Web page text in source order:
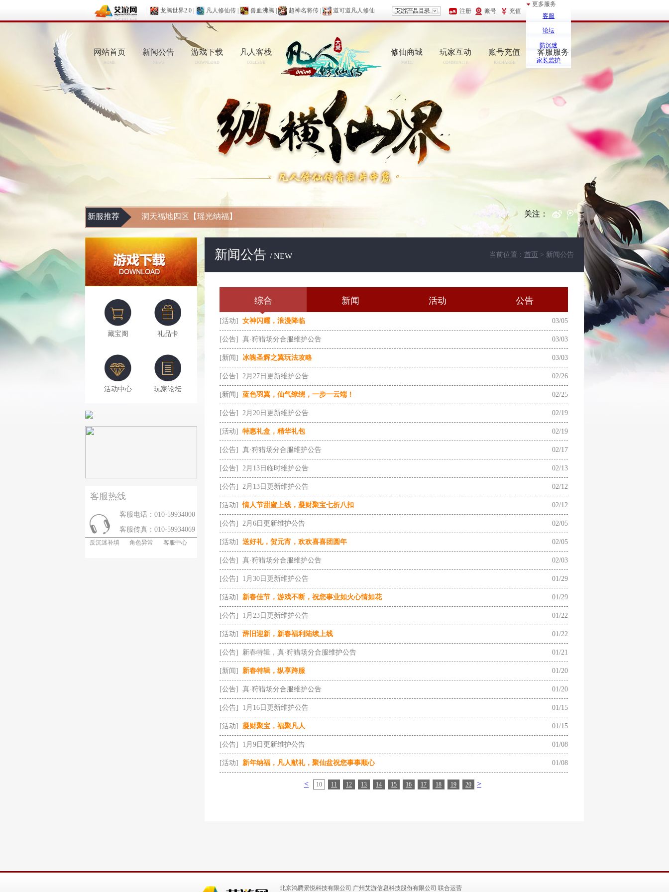
龙腾世界2.0 凡人修仙传 兽血沸腾 超神名将传 道可道凡人修仙 注册 账号 充值
更多服务
客服
论坛
防沉迷
家长监护
网站首页
HOME
新闻公告
NEWS
游戏下载
DOWNLOAD
凡人客栈
COLLEGE
修仙商城
MALL
玩家互动
COMMUNITY
账号充值
RECHARGE
客服服务
SERCIVE
新服推荐 洞天福地四区【瑶光纳福】 关注：
藏宝阁 礼品卡
活动中心 玩家论坛
客服热线
客服电话：010-59934000
客服传真：010-59934069
反沉迷补填 角色异常 客服中心
新闻公告 / NEW 当前位置： 首页 > 新闻公告
综合 新闻 活动 公告
03/05
[活动] 女神闪耀，浪漫降临
03/03
[公告] 真·狩猎场分合服维护公告
03/03
[新闻] 冰魄圣辉之翼玩法攻略
02/26
[公告] 2月27日更新维护公告
02/25
[新闻] 蓝色羽翼，仙气缭绕，一步一云端！
02/19
[公告] 2月20日更新维护公告
02/19
[活动] 特惠礼盒，精华礼包
02/17
[公告] 真·狩猎场分合服维护公告
02/13
[公告] 2月13日临时维护公告
02/12
[公告] 2月13日更新维护公告
02/12
[活动]情人节甜蜜上线，凝财聚宝七折八扣
02/05
[公告] 2月6日更新维护公告
02/05
[活动] 送好礼，贺元宵，欢欢喜喜团圆年
02/03
[公告] 真·狩猎场分合服维护公告
01/29
[公告] 1月30日更新维护公告
01/29
[活动] 新春佳节，游戏不断，祝您事业如火心情如花
01/22
[公告] 1月23日更新维护公告
01/22
[活动] 辞旧迎新，新春福利陆续上线
01/21
[公告] 新春特辑，真·狩猎场分合服维护公告
01/20
[新闻] 新春特辑，纵享跨服
01/20
[公告] 真·狩猎场分合服维护公告
01/15
[公告] 1月16日更新维护公告
01/15
[活动] 凝财聚宝，福聚凡人
01/08
[公告] 1月9日更新维护公告
01/08
[活动] 新年纳福，凡人献礼，聚仙盆祝您事事顺心
< 10 11 12 13 14 15 16 17 18 19 20 >
北京鸿腾景悦科技有限公司 广州艾游信息科技股份有限公司 联合运营